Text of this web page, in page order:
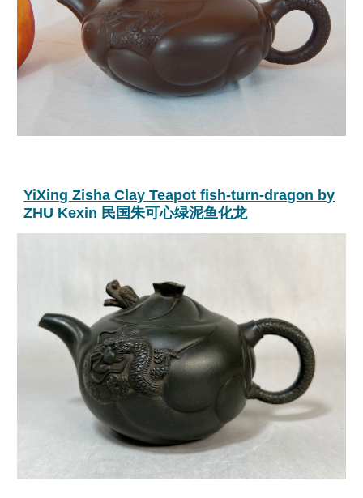
YiXing Zisha Clay Teapot fish-turn-dragon by
ZHU Kexin 民国朱可心绿泥鱼化龙